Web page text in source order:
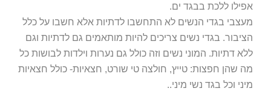
אפילו ללכת בבגד ים.
מעצבי בגדי הנשים לא התחשבו לדתיות אלא חשבו על כלל
הציבור. בגדי נשים צריכים להיות מותאמים גם לדתיות וגם
ללא דתיות. המוני נשים וזה כולל גם נערות וילדות לבושות כל
מה שהן חפצות: טייץ, חולצה טי שורט, חצאיות- כולל חצאיות
מיני וכל בגד נשי מיני..